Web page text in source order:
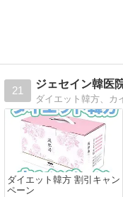
21
ジェセイン韓医
ダイエット韓方 割引キャン
ペーン